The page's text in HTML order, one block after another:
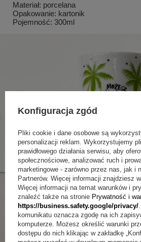
Materiał: porcelana
Opakowanie: kartonik
Pojemność: 300ml
Konfiguracja zgód
Pliki cookie i dane osobowe są
personalizacji reklam. Wykorzystujemy
prawidłowego działania serwisu, aby
społecznościowe, analizować ruch i
marketingowe - zarówno przez nas, jak i
Partnerów. Więcej informacji znajdziesz w
Więcej informacji na temat warunków i
znaleźć także na stronie Prywatność i
https://business.safety.google/privacy/
komunikatu oznacza zgodę na ich
komputerze. Możesz określić warunki
dostępu do nich klikając w zakładkę